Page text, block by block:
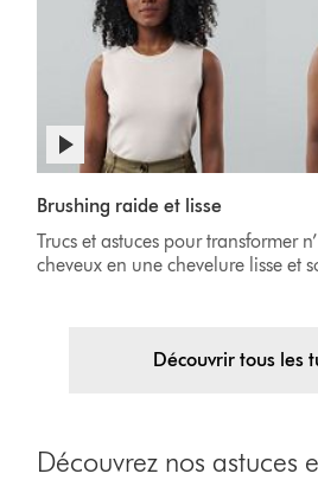
Brushing raide et lisse
Trucs et astuces pour transformer
cheveux en une chevelure lisse et
Découvrir tous les
Découvrez nos astuces